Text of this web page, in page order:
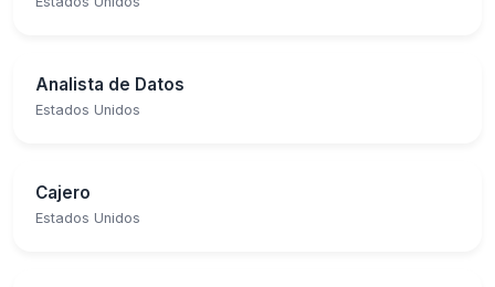
Analista de Datos
Estados Unidos
Cajero
Estados Unidos